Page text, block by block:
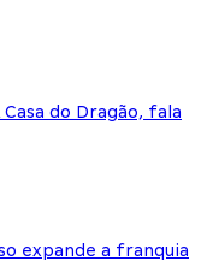
do Dragão, fala
expande a franquia